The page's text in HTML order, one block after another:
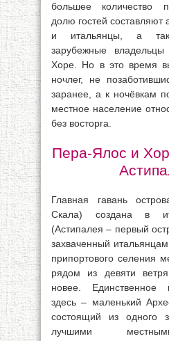
большее количество
долю гостей
и итальянцы, а
зарубежные
Хоре. Но в это время
ночлег, не
заранее, а к ночёвкам
местное население
без восторга.
Пера-Ялос и
Главная гавань
Скала) создана в
(Астипалея – первый
захваченный
припортового селения
рядом из девяти
новее. Единственное
здесь – маленький
состоящий из одного
лучшими